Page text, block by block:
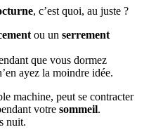
, c’est quoi, au juste ?
ou un serrement
que vous dormez
ayez la moindre idée.
machine, peut se contracter
votre sommeil.
nuit.